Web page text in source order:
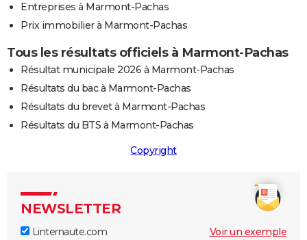
Entreprises à Marmont-Pachas
Prix immobilier à Marmont-Pachas
Tous les résultats officiels à Marmont-Pachas
Résultat municipale 2026 à Marmont-Pachas
Résultats du bac à Marmont-Pachas
Résultats du brevet à Marmont-Pachas
Résultats du BTS à Marmont-Pachas
Copyright
NEWSLETTER
Linternaute.com Voir un exemple